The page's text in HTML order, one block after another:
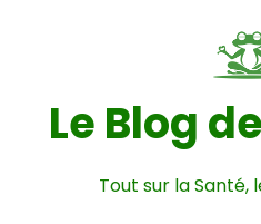
Le Blog
Tout sur la Santé,